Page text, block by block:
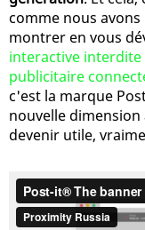
comme nous
montrer en vous
interactive interdite
publicitaire
c'est la marque
nouvelle
devenir utile,